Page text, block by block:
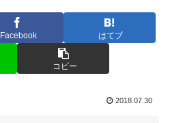
Facebook はてブ
コピー
2018.07.30